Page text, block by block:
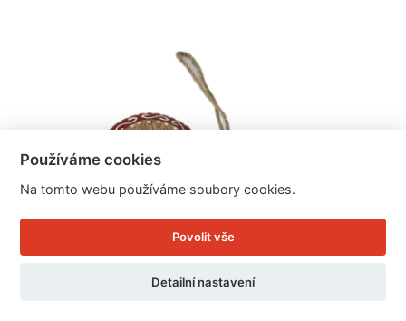
Používáme cookies
Na tomto webu používáme soubory cookies.
Povolit vše
Detailní nastavení